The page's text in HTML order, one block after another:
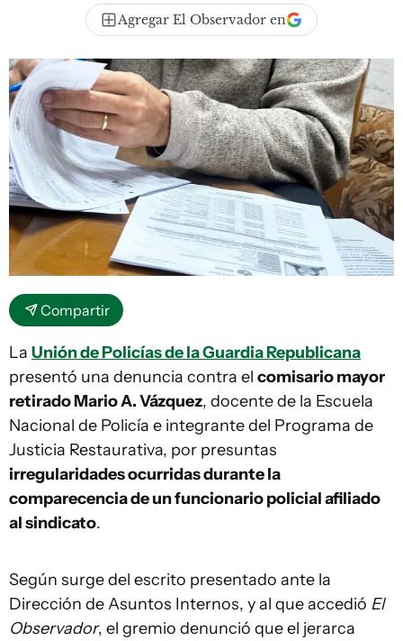
Agregar El Observador en
Compartir
La Unión de Policías de la Guardia Republicana
presentó una denuncia contra el comisario mayor
retirado Mario A. Vázquez, docente de la Escuela
Nacional de Policía e integrante del Programa de
Justicia Restaurativa, por presuntas
irregularidades ocurridas durante la
comparecencia de un funcionario policial afiliado
al sindicato.
Según surge del escrito presentado ante la
Dirección de Asuntos Internos, y al que accedió El
Observador, el gremio denunció que el jerarca